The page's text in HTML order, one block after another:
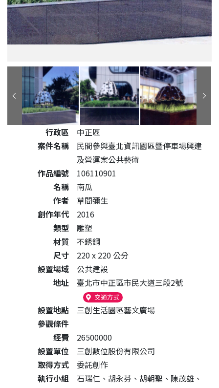
公共藝術作品詳細資料
行政區
中正區
案件名稱
民間參與臺北資訊園區暨停車場興建
及營運案公共藝術
作品編號
106110901
名稱
南瓜
作者
草間彌生
創作年代
2016
類型
雕塑
材質
不銹鋼
尺寸
220 x 220 公分
設置場域
公共建設
地址
臺北市中正區市民大道三段2號
交通方式（另開新視窗）
設置地點
三創生活園區藝文廣場
參觀條件
經費
26500000
設置單位
三創數位股份有限公司
取得方式
委託創作
執行小組
石瑞仁、胡永芬、胡朝聖、陳茂雄、